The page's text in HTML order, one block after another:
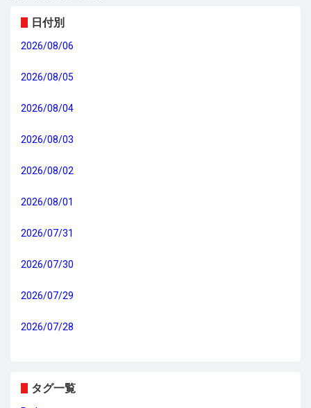
日付別
2026/08/06
2026/08/05
2026/08/04
2026/08/03
2026/08/02
2026/08/01
2026/07/31
2026/07/30
2026/07/29
2026/07/28
タグ一覧